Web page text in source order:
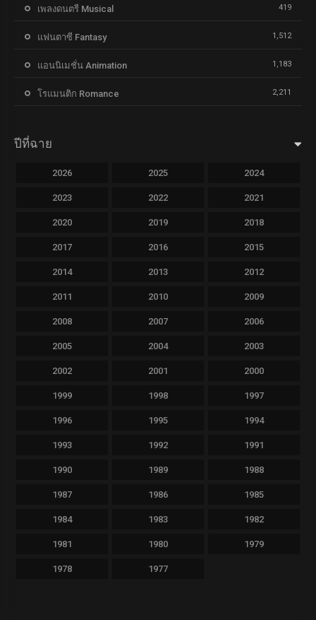
เพลงดนตรี Musical 419
แฟนตาซี Fantasy 1,512
แอนนิเมชั่น Animation 1,183
โรแมนติก Romance 2,211
ปีที่ฉาย
2026 2025 2024
2023 2022 2021
2020 2019 2018
2017 2016 2015
2014 2013 2012
2011 2010 2009
2008 2007 2006
2005 2004 2003
2002 2001 2000
1999 1998 1997
1996 1995 1994
1993 1992 1991
1990 1989 1988
1987 1986 1985
1984 1983 1982
1981 1980 1979
1978 1977